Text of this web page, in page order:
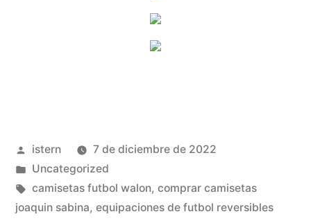
Publicado
por
istern
7 de diciembre de 2022
Publicado
en
Uncategorized
Etiquetas:
camisetas futbol walon, comprar camisetas
joaquin sabina, equipaciones de futbol reversibles